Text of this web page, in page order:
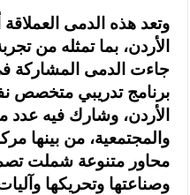
وتعد هذه الدمى
الأردن، بما تمثله من
جاءت الدمى المشاركة
برنامج تدريبي متخصص
الأردن، وشارك فيه
والمجتمعية، من بينها
محاور متنوعة شملت
وصناعتها وتحريكها